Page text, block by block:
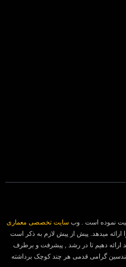
نموده است . وبسایت تخصصی معماری
ارائه میدهد. پیش از پیش لازم به ذکر است
ارائه دهیم تا در رشد , پیشرفت و برطرف
گرامی قدمی هر چند کوچک برداشته